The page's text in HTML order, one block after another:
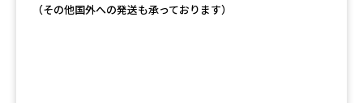
（その他国外への発送も承っております）